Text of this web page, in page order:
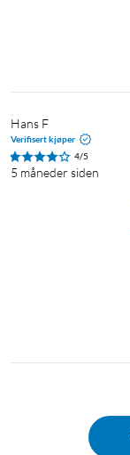
Hans F
Verifisert kjøper
4/5
5 måneder siden